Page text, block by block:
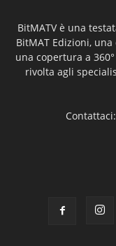
BitMATV è una
BitMAT Edizioni,
una copertura a
rivolta agli
Contattaci: